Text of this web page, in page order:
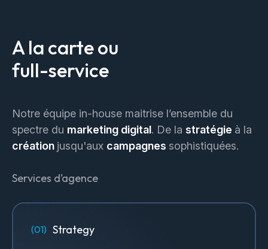
A la carte ou
full-service
Services d’agence
Notre équipe in-house maitrise l’ensemble du
spectre du marketing digital. De la stratégie à la
création jusqu'aux campagnes sophistiquées.
Strategy